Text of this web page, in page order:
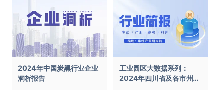
2024年中国炭黑行业企业
洞析报告
工业园区大数据系列：
2024年四川省及各市州工